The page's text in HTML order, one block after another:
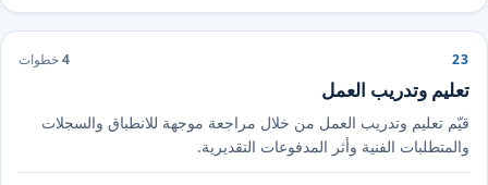
23
4خطوات
تعليم وتدريب العمل
قيّم تعليم وتدريب العمل من خلال مراجعة موجهة للانطباق والسجلات
والمتطلبات الفنية وأثر المدفوعات التقديرية.